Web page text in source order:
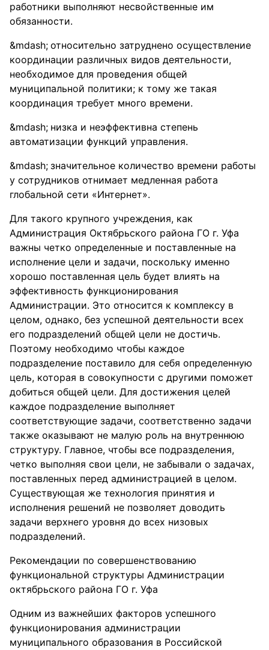
работники выполняют несвойственные им
обязанности.
относительно затруднено осуществление
координации различных видов деятельности,
необходимое для проведения общей
муниципальной политики; к тому же такая
координация требует много времени.
низка и неэффективна степень
автоматизации функций управления.
значительное количество времени работы
у сотрудников отнимает медленная работа
глобальной сети «Интернет».
Для такого крупного учреждения, как
Администрация Октябрьского района ГО г. Уфа
важны четко определенные и поставленные на
исполнение цели и задачи, поскольку именно
хорошо поставленная цель будет влиять на
эффективность функционирования
Администрации. Это относится к комплексу в
целом, однако, без успешной деятельности всех
его подразделений общей цели не достичь.
Поэтому необходимо чтобы каждое
подразделение поставило для себя определенную
цель, которая в совокупности с другими поможет
добиться общей цели. Для достижения целей
каждое подразделение выполняет
соответствующие задачи, соответственно задачи
также оказывают не малую роль на внутреннюю
структуру. Главное, чтобы все подразделения,
четко выполняя свои цели, не забывали о задачах,
поставленных перед администрацией в целом.
Существующая же технология принятия и
исполнения решений не позволяет доводить
задачи верхнего уровня до всех низовых
подразделений.
Рекомендации по совершенствованию
функциональной структуры Администрации
октябрьского района ГО г. Уфа
Одним из важнейших факторов успешного
функционирования администрации
муниципального образования в Российской